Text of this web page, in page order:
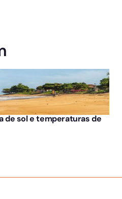
de sol e temperaturas de